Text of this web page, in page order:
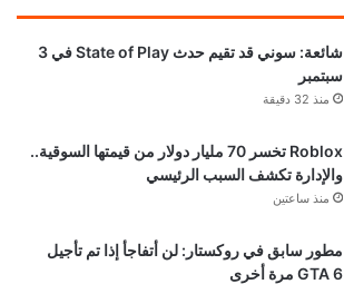
شائعة: سوني قد تقيم حدث State of Play في 3
سبتمبر
منذ 32 دقيقة
Roblox تخسر 70 مليار دولار من قيمتها السوقية..
والإدارة تكشف السبب الرئيسي
منذ ساعتين
مطور سابق في روكستار: لن أتفاجأ إذا تم تأجيل
GTA 6 مرة أخرى